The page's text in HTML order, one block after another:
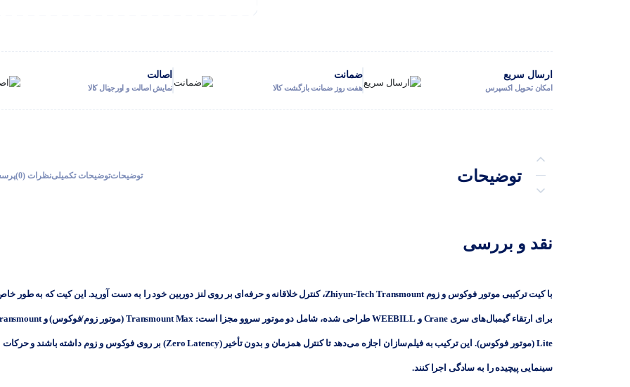
ارسال سریع
امکان تحویل اکسپرس
ضمانت
هفت روز ضمانت بازگشت کالا
اصالت
نمایش اصالت و اورجینال کالا
توضیحات
نظرات (0)
پرسش‌ها
توضیحاتتوضیحات تکمیلینظرات (0)
نقد و بررسی
با کیت ترکیبی موتور فوکوس و زومZhiyun-Tech Transmount، کنترل خلاقانه و حرفه‌ای بر روی لنز دوربین خود را به دست آورید. این کیت که به طور
برای ارتقاء گیمبال‌های سری Crane و WEEBILL طراحی شده، شامل دو موتور سروو مجزا است: Transmount Max (موتور زوم/فوکوس) و
Lite (موتور فوکوس) . این ترکیب به فیلم‌سازان اجازه می‌دهد تا کنترل همزمان و بدون تأخیر (Zero Latency) بر روی فوکوس و زوم داشته باشند و حرکات
سینمایی پیچیده را به سادگی اجرا کنند.